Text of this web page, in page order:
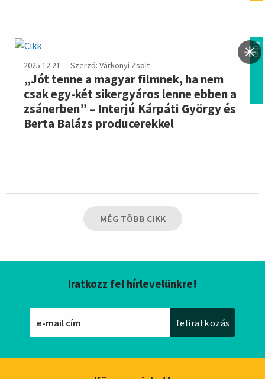
film
2025.12.21 — Szerző: Várkonyi Zsolt
„Jót tenne a magyar filmnek, ha nem
csak egy-két sikergyáros lenne ebben a
zsánerben” – Interjú Kárpáti György és
Berta Balázs producerekkel
MÉG TÖBB CIKK
Iratkozz fel hírlevelünkre!